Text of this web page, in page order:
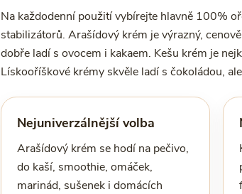
Na každodenní použití vybírejte hlavně 100%
stabilizátorů. Arašídový krém je výrazný,
dobře ladí s ovocem i kakaem. Kešu krém je
Lískooříškové krémy skvěle ladí s čokoládou,
Nejuniverzálnější volba
Arašídový krém se hodí na pečivo,
do kaší, smoothie, omáček,
marinád, sušenek i domácích